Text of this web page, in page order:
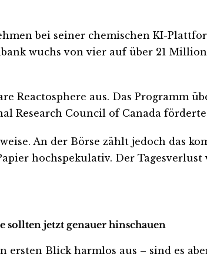
bei seiner chemischen KI-
wuchs von vier auf über 21
Reactosphere aus. Das Programm
Research Council of Canada
An der Börse zählt jedoch das
hochspekulativ. Der
sollten jetzt genauer hinschauen
ersten Blick harmlos aus – sind es